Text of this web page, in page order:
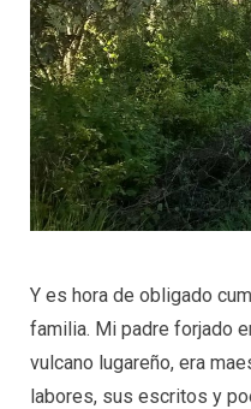
Y es hora de obligado
familia. Mi padre forjado
vulcano lugareño, era
labores, sus escritos y